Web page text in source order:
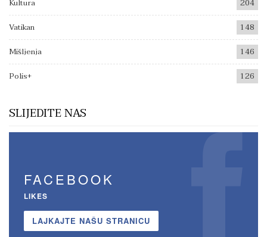
Kultura
204
Vatikan
148
Mišljenja
146
Polis+
126
SLIJEDITE NAS
FACEBOOK
LIKES
LAJKAJTE NAŠU STRANICU